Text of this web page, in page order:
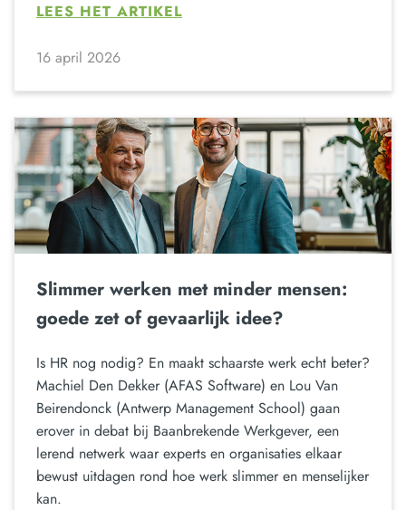
LEES HET ARTIKEL
16 april 2026
Slimmer werken met minder mensen:
goede zet of gevaarlijk idee?
Is HR nog nodig? En maakt schaarste werk echt beter?
Machiel Den Dekker (AFAS Software) en Lou Van
Beirendonck (Antwerp Management School) gaan
erover in debat bij Baanbrekende Werkgever, een
lerend netwerk waar experts en organisaties elkaar
bewust uitdagen rond hoe werk slimmer en menselijker
kan.